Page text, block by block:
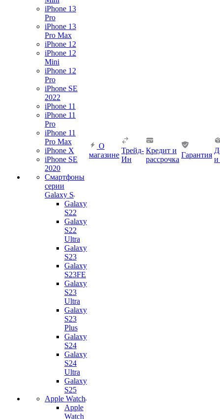
iPhone 13
Pro
iPhone 13
Pro Max
iPhone 12
iPhone 12
Mini
iPhone 12
Pro
iPhone SE
2022
iPhone 11
iPhone 11
Pro
iPhone 11
Pro Max
iPhone X
iPhone SE
2020
Смартфоны
серии
Galaxy S
Galaxy
S22
Galaxy
S22
Ultra
Galaxy
S23
Galaxy
S23FE
Galaxy
S23
Ultra
Galaxy
S23
Plus
Galaxy
S24
Galaxy
S24
Ultra
Galaxy
S25
Apple Watch
Apple
Watch
О
магазине
Трейд-
Ин
Кредит и
рассрочка
Гарантия
и